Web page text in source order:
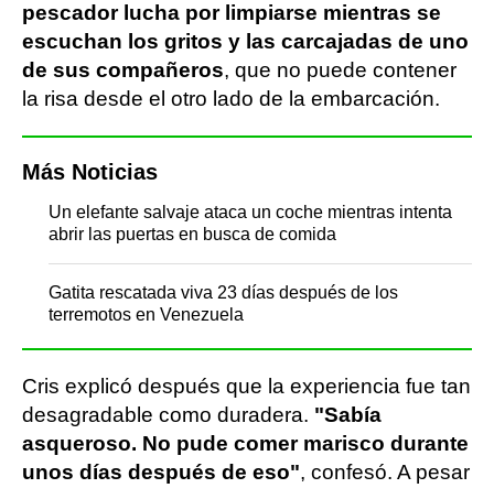
pescador lucha por limpiarse mientras se
escuchan los gritos y las carcajadas de uno
de sus compañeros, que no puede contener
la risa desde el otro lado de la embarcación.
Más Noticias
Un elefante salvaje ataca un coche mientras intenta
abrir las puertas en busca de comida
Gatita rescatada viva 23 días después de los
terremotos en Venezuela
Cris explicó después que la experiencia fue tan
desagradable como duradera. "Sabía
asqueroso. No pude comer marisco durante
unos días después de eso", confesó. A pesar